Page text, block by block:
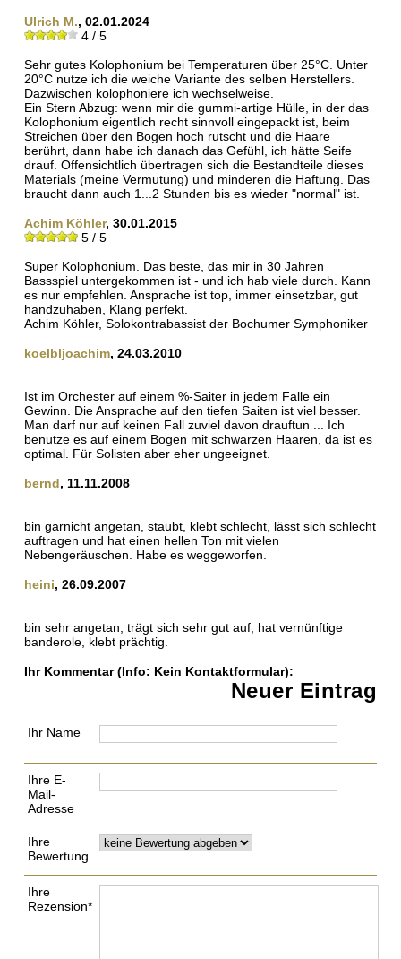
Ulrich M., 02.01.2024
4 / 5
Sehr gutes Kolophonium bei Temperaturen über 25°C. Unter
20°C nutze ich die weiche Variante des selben Herstellers.
Dazwischen kolophoniere ich wechselweise.
Ein Stern Abzug: wenn mir die gummi-artige Hülle, in der das
Kolophonium eigentlich recht sinnvoll eingepackt ist, beim
Streichen über den Bogen hoch rutscht und die Haare
berührt, dann habe ich danach das Gefühl, ich hätte Seife
drauf. Offensichtlich übertragen sich die Bestandteile dieses
Materials (meine Vermutung) und minderen die Haftung. Das
braucht dann auch 1...2 Stunden bis es wieder "normal" ist.
Achim Köhler, 30.01.2015
5 / 5
Super Kolophonium. Das beste, das mir in 30 Jahren
Bassspiel untergekommen ist - und ich hab viele durch. Kann
es nur empfehlen. Ansprache ist top, immer einsetzbar, gut
handzuhaben, Klang perfekt.
Achim Köhler, Solokontrabassist der Bochumer Symphoniker
koelbljoachim, 24.03.2010
Ist im Orchester auf einem %-Saiter in jedem Falle ein
Gewinn. Die Ansprache auf den tiefen Saiten ist viel besser.
Man darf nur auf keinen Fall zuviel davon drauftun ... Ich
benutze es auf einem Bogen mit schwarzen Haaren, da ist es
optimal. Für Solisten aber eher ungeeignet.
bernd, 11.11.2008
bin garnicht angetan, staubt, klebt schlecht, lässt sich schlecht
auftragen und hat einen hellen Ton mit vielen
Nebengeräuschen. Habe es weggeworfen.
heini, 26.09.2007
bin sehr angetan; trägt sich sehr gut auf, hat vernünftige
banderole, klebt prächtig.
Ihr Kommentar(Info: Kein Kontaktformular):
Neuer Eintrag
Ihr Name
Ihre E-
Mail-
Adresse
Ihre
Bewertung
Ihre
Rezension*